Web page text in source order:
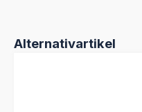
Produktgalerie überspringen
Alternativartikel